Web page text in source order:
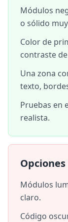
Módulos
o sólido
Color de
contraste
Una zona
texto,
Pruebas en
realista.
Módulos
claro.
Código